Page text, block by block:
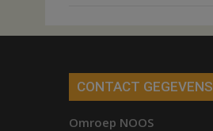
CONTACT GEGEVENS
Omroep NOOS